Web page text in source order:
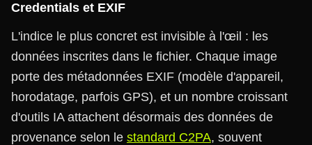
Credentials et EXIF
L'indice le plus concret est invisible à l'œil : les
données inscrites dans le fichier. Chaque image
porte des métadonnées EXIF (modèle d'appareil,
horodatage, parfois GPS), et un nombre croissant
d'outils IA attachent désormais des données de
provenance selon le standard C2PA, souvent